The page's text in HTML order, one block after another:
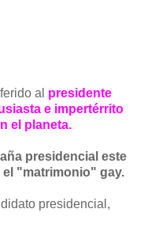
al presidente
e impertérrito
el planeta.
presidencial este
el "matrimonio" gay.
presidencial,